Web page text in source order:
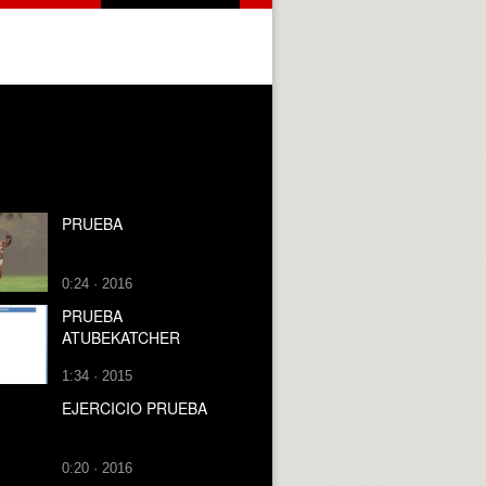
PRUEBA
0:24 · 2016
PRUEBA
ATUBEKATCHER
1:34 · 2015
EJERCICIO PRUEBA
0:20 · 2016